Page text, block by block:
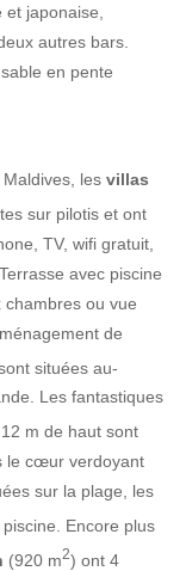
japonaise,
autres bars.
en pente
les villas
sur pilotis et ont
TV, wifi gratuit,
avec piscine
chambres ou vue
de
situées au-
Les fantastiques
m de haut sont
le cœur verdoyant
sur la plage, les
Encore plus
(920 m2) ont 4